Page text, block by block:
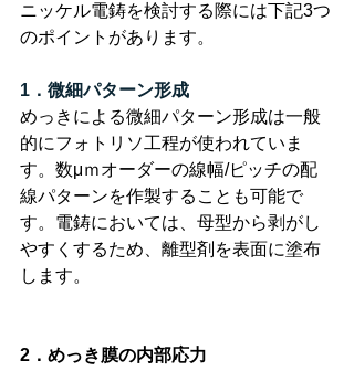
ニッケル電鋳を検討する際には下記3つ
のポイントがあります。
1．微細パターン形成
めっきによる微細パターン形成は一般
的にフォトリソ工程が使われていま
す。数μｍオーダーの線幅/ピッチの配
線パターンを作製することも可能で
す。電鋳においては、母型から剥がし
やすくするため、離型剤を表面に塗布
します。
2．めっき膜の内部応力